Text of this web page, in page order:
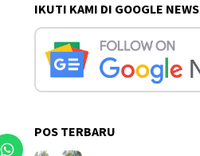
IKUTI KAMI DI GOOGLE NEWS
POS TERBARU